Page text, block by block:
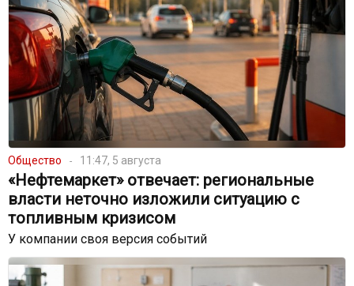
Общество 11:47, 5 августа
«Нефтемаркет» отвечает: региональные
власти неточно изложили ситуацию с
топливным кризисом
У компании своя версия событий